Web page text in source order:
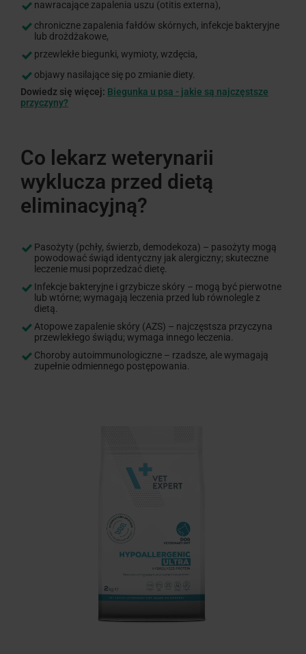
nawracające zapalenia uszu (otitis externa),
chroniczne zapalenia fałdów skórnych, infekcje bakteryjne
lub drożdżakowe,
przewlekłe biegunki, wymioty, wzdęcia,
objawy nasilające się po zmianie diety.
Dowiedz się więcej: Biegunka u psa - jakie są najczęstsze
przyczyny?
Co lekarz weterynarii
wyklucza przed dietą
eliminacyjną?
Pasożyty (pchły, świerzb, demodekoza) – pasożyty mogą
powodować świąd identyczny jak alergiczny; skuteczne
leczenie musi poprzedzać dietę.
Infekcje bakteryjne i grzybicze skóry – mogą być pierwotne
lub wtórne; wymagają leczenia przed lub równolegle z
dietą.
Atopowe zapalenie skóry (AZS) – najczęstsza przyczyna
przewlekłego świądu; wymaga innego leczenia.
Choroby autoimmunologiczne – rzadsze, ale wymagają
zupełnie odmiennego postępowania.